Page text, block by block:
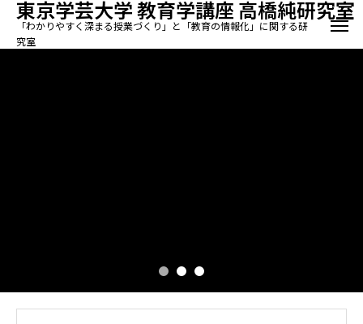
東京学芸大学 教育学講座 高橋純研究室
「わかりやすく深まる授業づくり」と「教育の情報化」に関する研
究室